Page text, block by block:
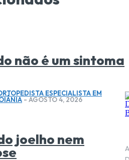
não é um sintoma
ESPECIALISTA EM
- AGOSTO 4, 2026
joelho nem
A